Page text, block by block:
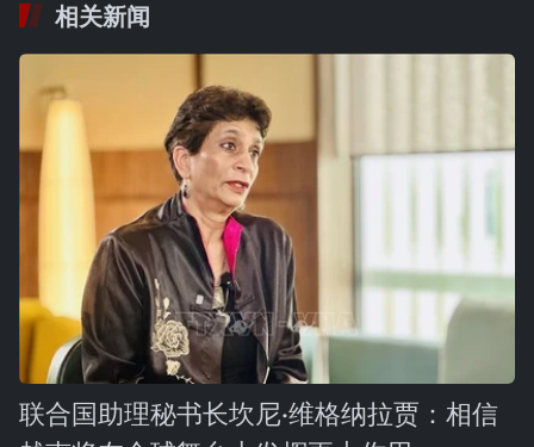
相关新闻
联合国助理秘书长坎尼·维格纳拉贾：相信